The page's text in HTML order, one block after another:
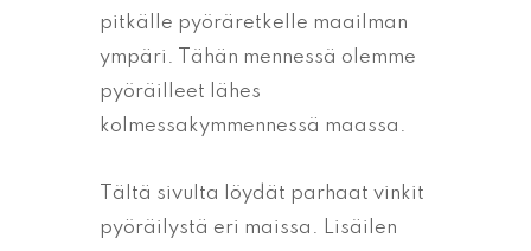
pitkälle pyöräretkelle maailman
ympäri. Tähän mennessä olemme
pyöräilleet lähes
kolmessakymmennessä maassa.
Tältä sivulta löydät parhaat vinkit
pyöräilystä eri maissa. Lisäilen